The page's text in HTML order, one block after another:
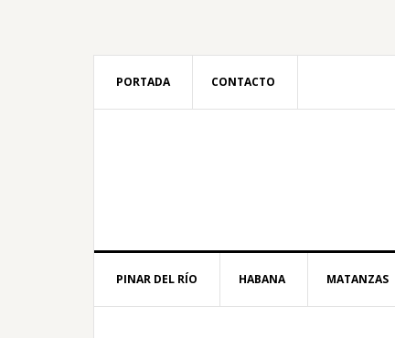
PORTADA CONTACTO
PINAR DEL RÍO HABANA MATANZAS